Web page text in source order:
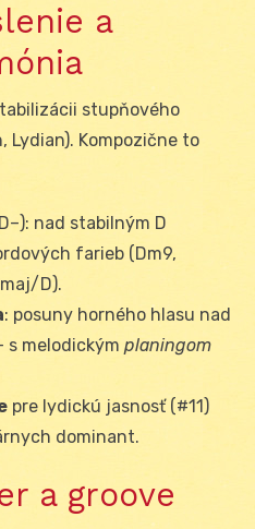
a
stupňového
Lydian). Kompozične to
nad stabilným D
farieb (Dm9,
D).
: posuny horného hlasu nad
s melodickým planingom
pre lydickú jasnosť (#11)
dominant.
a groove